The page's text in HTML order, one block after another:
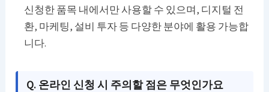
신청한 품목 내에서만 사용할 수 있으며, 디지털 전
환, 마케팅, 설비 투자 등 다양한 분야에 활용 가능합
니다.
Q. 온라인 신청 시 주의할 점은 무엇인가요